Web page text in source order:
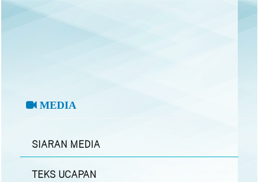
MEDIA
SIARAN MEDIA
TEKS UCAPAN